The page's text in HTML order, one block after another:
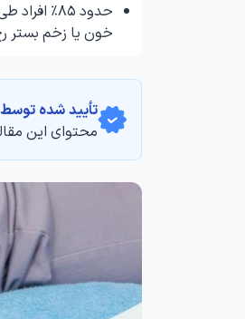
خون یا زخم بستر رخ
تأیید‌‌‌‌‌‌‌ شده
محتوای این